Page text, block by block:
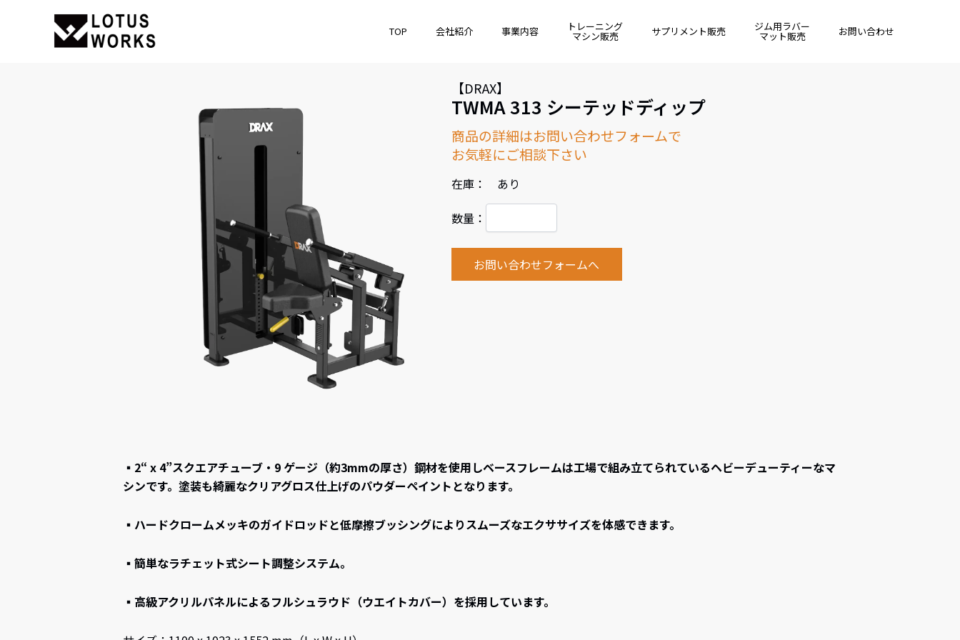
TOP 会社紹介 事業内容 トレーニング
マシン販売 サプリメント販売 ジム用ラバー
マット販売 お問い合わせ
【DRAX】
TWMA 313 シーテッドディップ
商品の詳細はお問い合わせフォームで
お気軽にご相談下さい
在庫： あり
数量：
お問い合わせフォームへ
▪2“ x 4”スクエアチューブ・9 ゲージ（約3mmの厚さ）鋼材を使用しベースフレームは工場で組み立てられているヘビーデューティーなマ
シンです。塗装も綺麗なクリアグロス仕上げのパウダーペイントとなります。
▪ハードクロームメッキのガイドロッドと低摩擦ブッシングによりスムーズなエクササイズを体感できます。
▪簡単なラチェット式シート調整システム。
▪高級アクリルパネルによるフルシュラウド（ウエイトカバー）を採用しています。